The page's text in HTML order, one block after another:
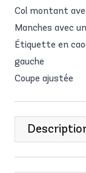
Col montant
Manches avec
Étiquette en
gauche
Coupe ajustée